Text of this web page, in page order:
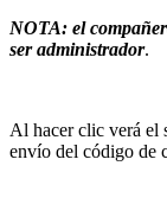
NOTA: el
ser administrador.
Al hacer clic verá el
envío del código de